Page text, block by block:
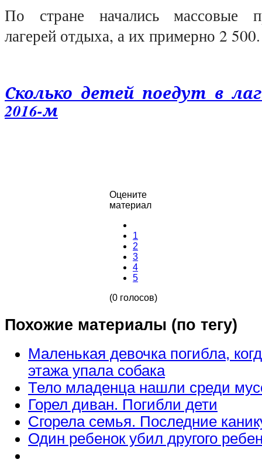
По стране начались массовые
лагерей отдыха, а их примерно 2 500.
Сколько детей поедут в
2016-м
Оцените
материал
1
2
3
4
5
(0 голосов)
Похожие материалы (по тегу)
Маленькая девочка погибла,
этажа упала собака
Тело младенца нашли среди
Горел диван. Погибли дети
Сгорела семья. Последние
Один ребенок убил другого